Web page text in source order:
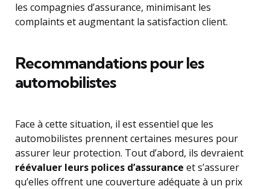
les compagnies d’assurance, minimisant les
complaints et augmentant la satisfaction client.
Recommandations pour les
automobilistes
Face à cette situation, il est essentiel que les
automobilistes prennent certaines mesures pour
assurer leur protection. Tout d’abord, ils devraient
réévaluer leurs polices d’assurance et s’assurer
qu’elles offrent une couverture adéquate à un prix